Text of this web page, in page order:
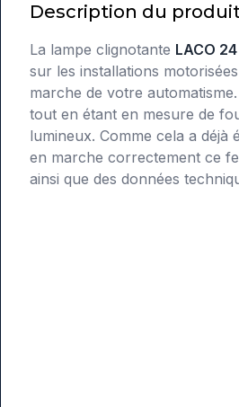
Description du
La lampe clignotante LACO
sur les installations
marche de votre
tout en étant en mesure de
lumineux. Comme cela a déjà
en marche correctement ce
ainsi que des données